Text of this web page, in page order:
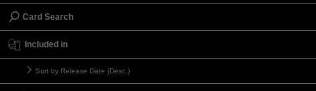
Card Search
Included in
Sort by Release Date (Desc.)